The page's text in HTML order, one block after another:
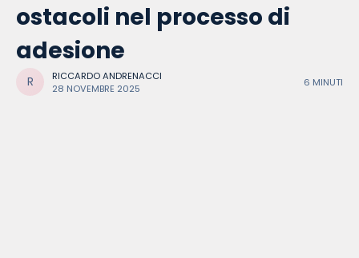
ostacoli nel processo di
adesione
RICCARDO ANDRENACCI
28 NOVEMBRE 2025
6 MINUTI